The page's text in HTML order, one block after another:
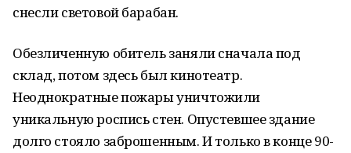
снесли световой барабан.
Обезличенную обитель заняли сначала под
склад, потом здесь был кинотеатр.
Неоднократные пожары уничтожили
уникальную роспись стен. Опустевшее здание
долго стояло заброшенным. И только в конце 90-